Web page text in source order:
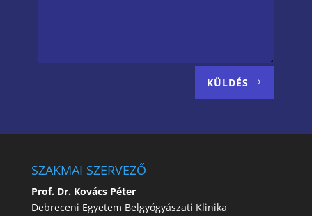
KÜLDÉS
SZAKMAI SZERVEZŐ
Prof. Dr. Kovács Péter
Debreceni Egyetem Belgyógyászati Klinika